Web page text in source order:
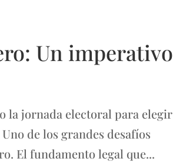
Un imperativo
la jornada electoral para elegir
de los grandes desafíos
El fundamento legal que...